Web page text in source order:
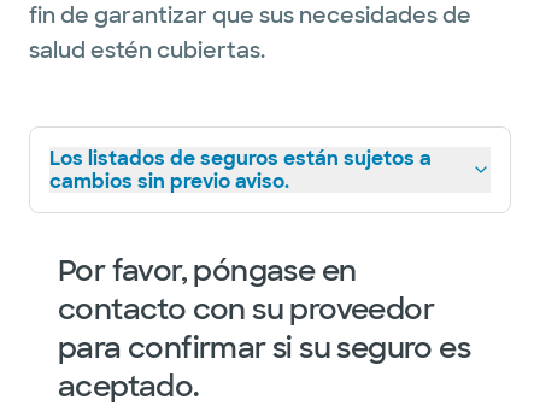
fin de garantizar que sus necesidades de
salud estén cubiertas.
Los listados de seguros están sujetos a
cambios sin previo aviso.
Por favor, póngase en
contacto con su proveedor
para confirmar si su seguro es
aceptado.